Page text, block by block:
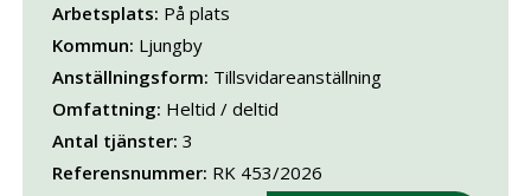
Arbetsplats: På plats
Kommun: Ljungby
Anställningsform: Tillsvidareanställning
Omfattning: Heltid / deltid
Antal tjänster: 3
Referensnummer: RK 453/2026